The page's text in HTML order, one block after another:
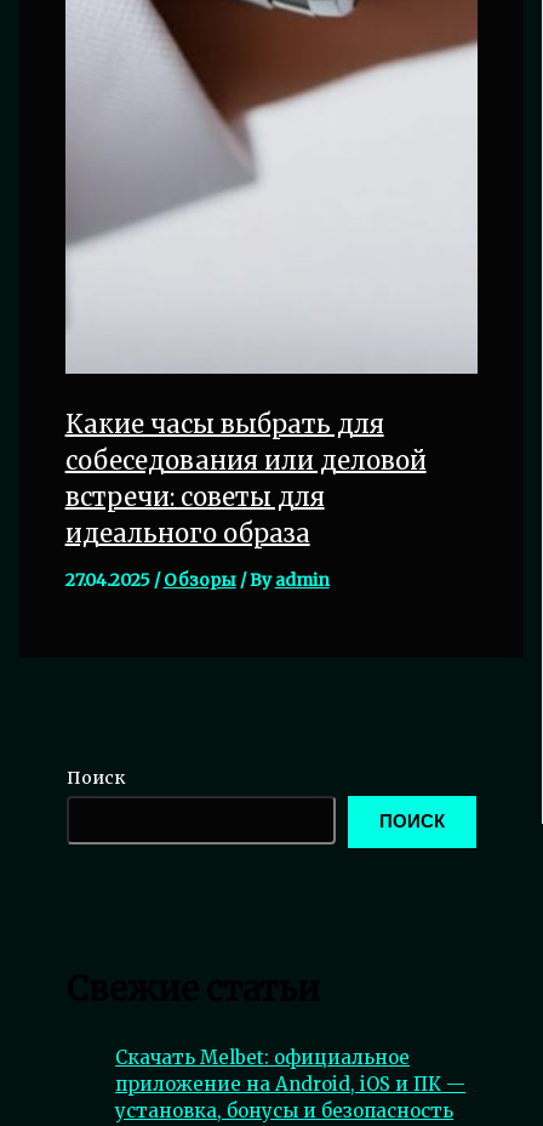
Какие часы выбрать для
собеседования или деловой
встречи: советы для
идеального образа
27.04.2025 /Обзоры/ Byadmin
Поиск
ПОИСК
Скачать Melbet: официальное
приложение на Android, iOS и ПК —
установка, бонусы и безопасность